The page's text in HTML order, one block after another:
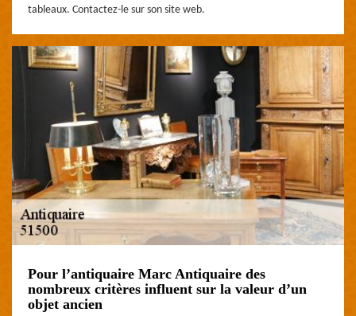
tableaux. Contactez-le sur son site web.
Pour l’antiquaire Marc Antiquaire des
nombreux critères influent sur la valeur d’un
objet ancien